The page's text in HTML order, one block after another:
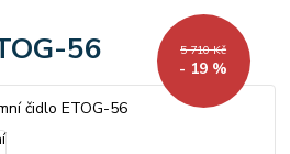
56 5 710 Kč
- 19 %